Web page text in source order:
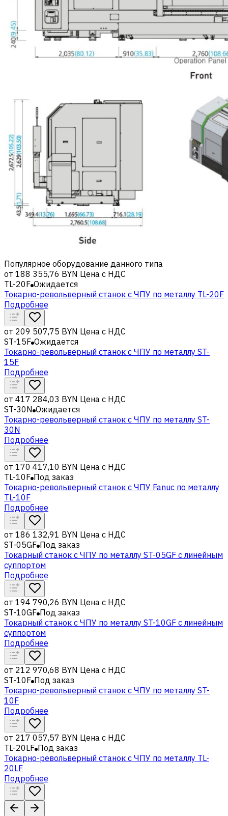
Популярное оборудование данного типа
от 188 355,76 BYN Цена с НДС
TL-20F Ожидается
Токарно-револьверный станок с ЧПУ по металлу TL-20F
Подробнее
от 209 507,75 BYN Цена с НДС
ST-15F Ожидается
Токарно-револьверный станок с ЧПУ по металлу ST-
15F
Подробнее
от 417 284,03 BYN Цена с НДС
ST-30N Ожидается
Токарно-револьверный станок с ЧПУ по металлу ST-
30N
Подробнее
от 170 417,10 BYN Цена с НДС
TL-10F Под заказ
Токарно-револьверный станок с ЧПУ Fanuc по металлу
TL-10F
Подробнее
от 186 132,91 BYN Цена с НДС
ST-05GF Под заказ
Токарный станок с ЧПУ по металлу ST-05GF c линейным
суппортом
Подробнее
от 194 790,26 BYN Цена с НДС
ST-10GF Под заказ
Токарный станок с ЧПУ по металлу ST-10GF c линейным
суппортом
Подробнее
от 212 970,68 BYN Цена с НДС
ST-10F Под заказ
Токарно-револьверный станок с ЧПУ по металлу ST-
10F
Подробнее
от 217 057,57 BYN Цена с НДС
TL-20LF Под заказ
Токарно-револьверный станок с ЧПУ по металлу TL-
20LF
Подробнее